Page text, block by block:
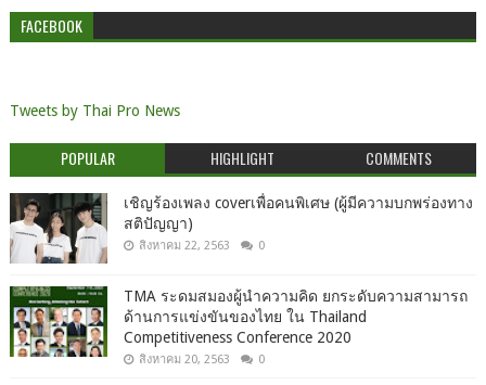
FACEBOOK
Tweets by Thai Pro News
POPULAR HIGHLIGHT COMMENTS
เชิญร้องเพลง coverเพื่อคนพิเศษ (ผู้มีความบกพร่องทาง
สติปัญญา)
สิงหาคม 22, 2563 0
TMA ระดมสมองผู้นำความคิด ยกระดับความสามารถ
ด้านการแข่งขันของไทย ใน Thailand
Competitiveness Conference 2020
สิงหาคม 20, 2563 0